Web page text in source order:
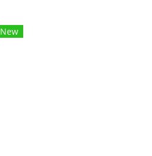
New